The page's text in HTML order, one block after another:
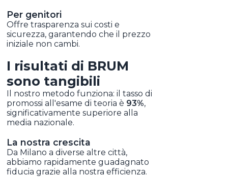
Per genitori
Offre trasparenza sui costi e
sicurezza, garantendo che il prezzo
iniziale non cambi.
I risultati di BRUM
sono tangibili
Il nostro metodo funziona: il tasso di
promossi all'esame di teoria è 93%,
significativamente superiore alla
media nazionale.
La nostra crescita
Da Milano a diverse altre città,
abbiamo rapidamente guadagnato
fiducia grazie alla nostra efficienza.